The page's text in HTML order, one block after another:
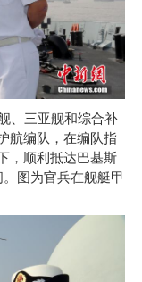
、三亚舰和综合补
航编队，在编队指
，顺利抵达巴基斯
图为官兵在舰艇甲